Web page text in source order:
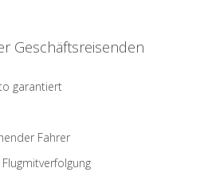
Geschäftsreisenden
garantiert
Fahrer